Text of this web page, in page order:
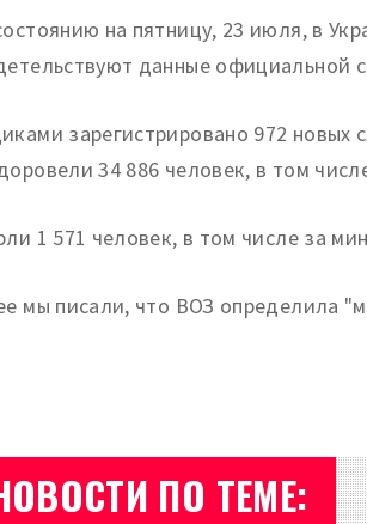
на пятницу, 23 июля, в
данные официальной
зарегистрировано 972 новых
34 886 человек, в том
1 571 человек, в том числе за
мы писали, что ВОЗ определила
ПО ТЕМЕ: